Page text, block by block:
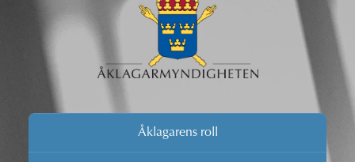
Åklagarens roll